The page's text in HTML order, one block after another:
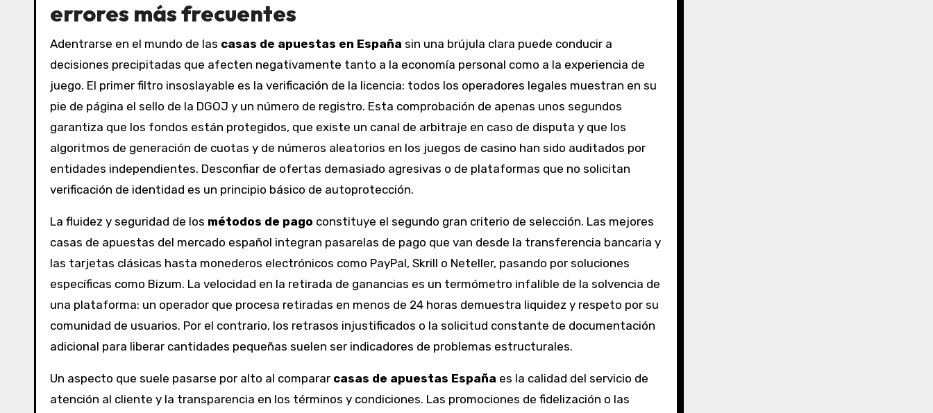
errores más frecuentes
Adentrarse en el mundo de las casas de apuestas en España sin una brújula clara puede conducir a
decisiones precipitadas que afecten negativamente tanto a la economía personal como a la experiencia de
juego. El primer filtro insoslayable es la verificación de la licencia: todos los operadores legales muestran en su
pie de página el sello de la DGOJ y un número de registro. Esta comprobación de apenas unos segundos
garantiza que los fondos están protegidos, que existe un canal de arbitraje en caso de disputa y que los
algoritmos de generación de cuotas y de números aleatorios en los juegos de casino han sido auditados por
entidades independientes. Desconfiar de ofertas demasiado agresivas o de plataformas que no solicitan
verificación de identidad es un principio básico de autoprotección.
La fluidez y seguridad de los métodos de pago constituye el segundo gran criterio de selección. Las mejores
casas de apuestas del mercado español integran pasarelas de pago que van desde la transferencia bancaria y
las tarjetas clásicas hasta monederos electrónicos como PayPal, Skrill o Neteller, pasando por soluciones
específicas como Bizum. La velocidad en la retirada de ganancias es un termómetro infalible de la solvencia de
una plataforma: un operador que procesa retiradas en menos de 24 horas demuestra liquidez y respeto por su
comunidad de usuarios. Por el contrario, los retrasos injustificados o la solicitud constante de documentación
adicional para liberar cantidades pequeñas suelen ser indicadores de problemas estructurales.
Un aspecto que suele pasarse por alto al comparar casas de apuestas España es la calidad del servicio de
atención al cliente y la transparencia en los términos y condiciones. Las promociones de fidelización o las